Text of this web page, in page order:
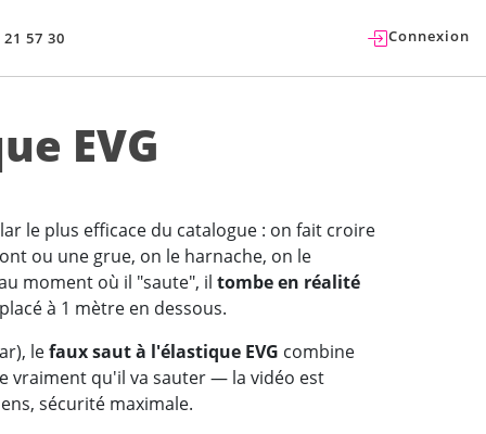
57 30 Connexion
EVG
le plus efficace du catalogue : on fait croire
ou une grue, on le harnache, on le
moment où il "saute", il tombe en réalité
à 1 mètre en dessous.
lefaux saut à l'élastique EVG combine
vraiment qu'il va sauter — la vidéo est
sécurité maximale.